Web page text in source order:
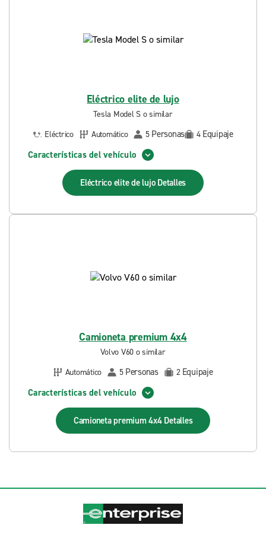
Eléctrico elite de lujo
Tesla Model S o similar
Eléctrico
Automático 5 Personas 4 Equipaje
Características del vehículo
Eléctrico elite de lujo Detalles
Camioneta premium 4x4
Volvo V60 o similar
Automático
5 Personas 2 Equipaje
Características del vehículo
Camioneta premium 4x4 Detalles